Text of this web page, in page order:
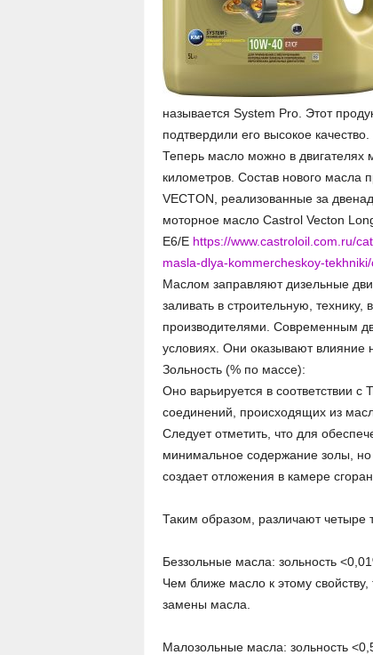
называется System Pro. Этот
подтвердили его высокое
Теперь масло можно в двигателях
километров. Состав нового масла
VECTON, реализованные за
моторное масло Castrol Vecton
E6/E https://www.castroloil.com.ru/
masla-dlya-kommercheskoy-
Маслом заправляют дизельные
заливать в строительную,
производителями. Современным
условиях. Они оказывают влияние
Зольность (% по массе):
Оно варьируется в соответствии с
соединений, происходящих из
Следует отметить, что для
минимальное содержание золы, но
создает отложения в камере
Таким образом, различают четыре
Беззольные масла: зольность
Чем ближе масло к этому
замены масла.
Малозольные масла: зольность